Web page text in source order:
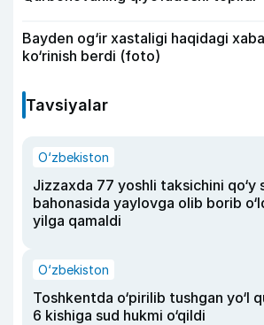
Bayden og‘ir xastaligi haqidagi
ko‘rinish berdi (foto)
Tavsiyalar
O‘zbekiston
Jizzaxda 77 yoshli taksichini qo‘y
bahonasida yaylovga olib borib
yilga qamaldi
O‘zbekiston
Toshkentda o‘pirilib tushgan yo‘l
6 kishiga sud hukmi o‘qildi